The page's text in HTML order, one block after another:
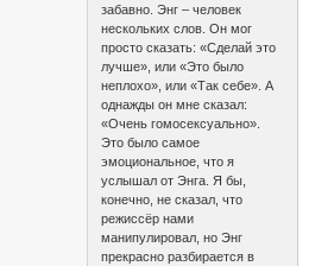
забавно. Энг – человек
нескольких слов. Он мог
просто сказать: «Сделай это
лучше», или «Это было
неплохо», или «Так себе». А
однажды он мне сказал:
«Очень гомосексуально».
Это было самое
эмоциональное, что я
услышал от Энга. Я бы,
конечно, не сказал, что
режиссёр нами
манипулировал, но Энг
прекрасно разбирается в